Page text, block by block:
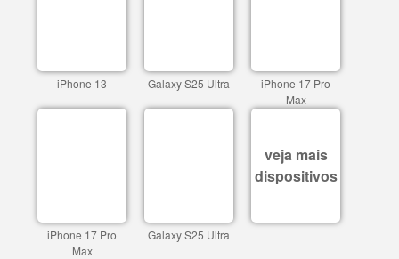
iPhone 13 Galaxy S25 Ultra
iPhone 17 Pro
Max
iPhone 17 Pro
Max
Galaxy S25 Ultra
veja mais
dispositivos